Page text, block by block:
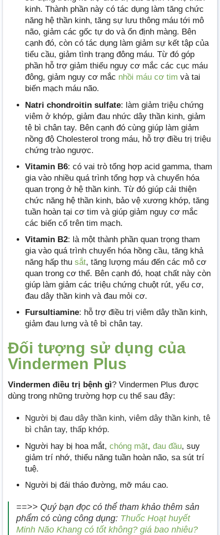
kinh. Thành phần này có tác dụng làm tăng chức
năng hệ thần kinh, tăng sự lưu thông máu tới mô
não, giảm các gốc tự do và ổn định màng. Bên
cạnh đó, còn có tác dụng làm giảm sự kết tập của
tiểu cầu, giảm tình trạng đông máu. Từ đó góp
phần hỗ trợ giảm thiểu nguy cơ mắc các cục máu
đông, giảm nguy cơ mắc nhồi máu cơ tim và tai
biến mạch máu não.
Natri chondroitin sulfate: làm giảm triệu chứng
viêm ở khớp, giảm đau nhức dây thần kinh, giảm
tê bì chân tay. Bên cạnh đó cùng giúp làm giảm
nồng độ Cholesterol trong máu, hỗ trợ điều trị triệu
chứng trào ngược.
Vitamin B6: có vai trò tổng hợp acid gamma, tham
gia vào nhiều quá trình tổng hợp và chuyển hóa
quan trọng ở hệ thần kinh. Từ đó giúp cải thiện
chức năng hệ thần kinh, bảo vệ xương khớp, tăng
tuần hoàn tại cơ tim và giúp giảm nguy cơ mắc
các biến cố trên tim mạch.
Vitamin B2: là một thành phần quan trọng tham
gia vào quá trình chuyển hóa hồng cầu, tăng khả
năng hấp thu sắt, tăng lượng máu đến các mô cơ
quan trong cơ thể. Bên cạnh đó, hoạt chất này còn
giúp làm giảm các triệu chứng chuột rút, yếu cơ,
đau dây thần kinh và đau mỏi cơ.
Fursultiamine: hỗ trợ điều trị viêm dây thần kinh,
giảm đau lưng và tê bì chân tay.
Đối tượng sử dụng của
Vindermen Plus
Vindermen điều trị bệnh gì? Vindermen Plus được
dùng trong những trường hợp cụ thể sau đây:
Người bị đau dây thần kinh, viêm dây thần kinh, tê
bì chân tay, thấp khớp.
Người hay bị hoa mắt, chóng mặt, đau đầu, suy
giảm trí nhớ, thiểu năng tuần hoàn não, sa sút trí
tuệ.
Người bị đái tháo đường, mỡ máu cao.
==>> Quý bạn đọc có thể tham khảo thêm sản
phẩm có cùng công dụng: Thuốc Hoạt huyết
Minh Não Khang có tốt không? giá bao nhiêu?